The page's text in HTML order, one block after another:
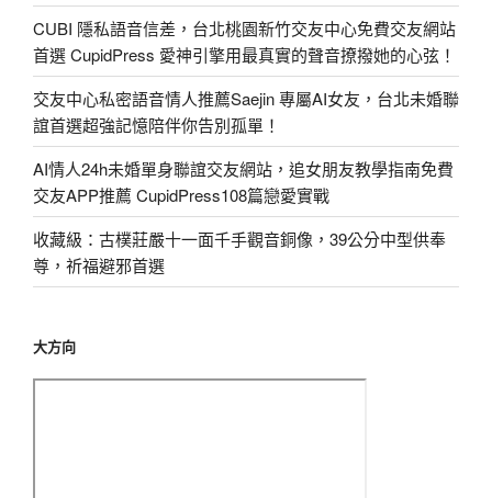
CUBI 隱私語音信差，台北桃園新竹交友中心免費交友網站
首選 CupidPress 愛神引擎用最真實的聲音撩撥她的心弦！
交友中心私密語音情人推薦Saejin 專屬AI女友，台北未婚聯
誼首選超強記憶陪伴你告別孤單！
AI情人24h未婚單身聯誼交友網站，追女朋友教學指南免費
交友APP推薦 CupidPress108篇戀愛實戰
收藏級：古樸莊嚴十一面千手觀音銅像，39公分中型供奉
尊，祈福避邪首選
大方向